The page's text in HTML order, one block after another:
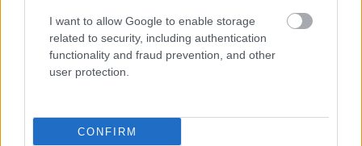
I want to allow Google to enable storage
related to security, including authentication
functionality and fraud prevention, and other
user protection.
CONFIRM